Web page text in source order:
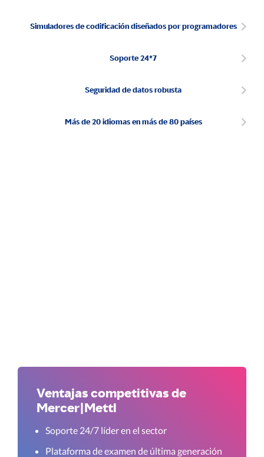
Simuladores de codificación diseñados por programadores
Soporte 24*7
Seguridad de datos robusta
Más de 20 idiomas en más de 80 países
Ventajas competitivas de
Mercer|Mettl
Soporte 24/7 líder en el sector
Plataforma de examen de última generación